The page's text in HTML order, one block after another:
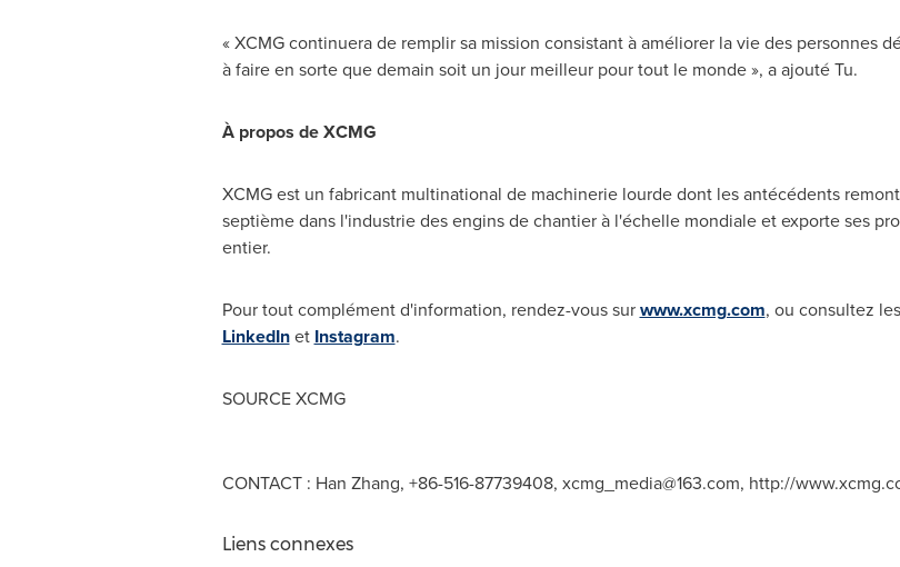
« XCMG continuera de remplir sa mission consistant à améliorer la vie des personnes
à faire en sorte que demain soit un jour meilleur pour tout le monde », a ajouté Tu.
À propos de XCMG
XCMG est un fabricant multinational de machinerie lourde dont les antécédents
septième dans l'industrie des engins de chantier à l'échelle mondiale et exporte ses
entier.
Pour tout complément d'information, rendez-vous surwww.xcmg.com, ou consultez
LinkedInet Instagram.
SOURCE XCMG
CONTACT : Han Zhang, +86-516-87739408, xcmg_media@163.com, http://
Liens connexes